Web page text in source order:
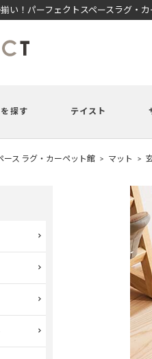
い！パーフェクトスペースラグ・
探す テイスト
ース ラグ・カーペット館 マット